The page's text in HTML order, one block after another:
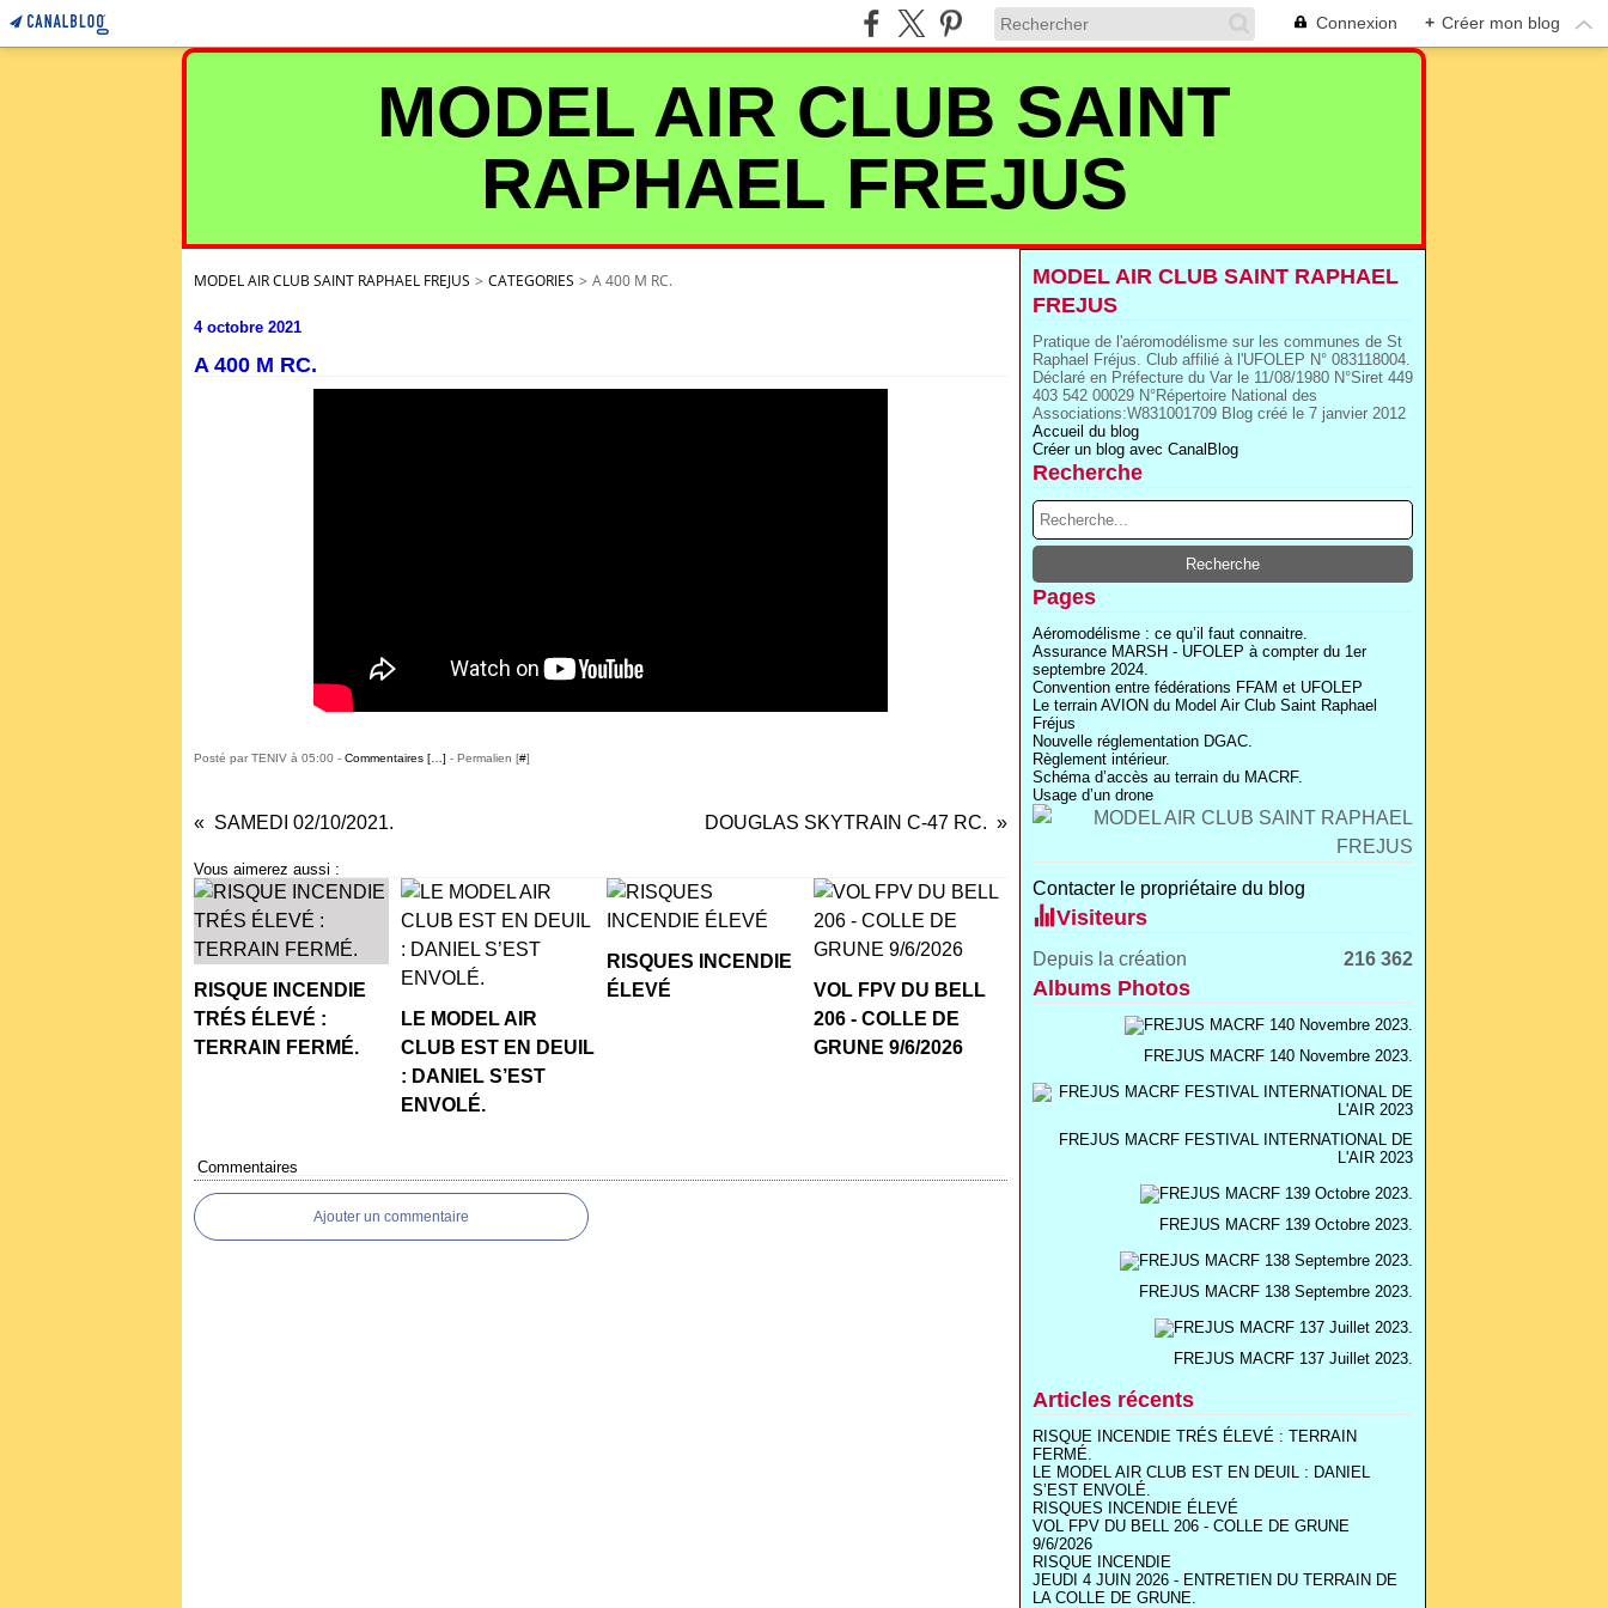
Connexion + Créer mon blog
MODEL AIR CLUB SAINT
RAPHAEL FREJUS
MODEL AIR CLUB SAINT RAPHAEL FREJUS > CATEGORIES > A 400 M RC.
4 octobre 2021
A 400 M RC.
Posté par TENIV à 05:00 - Commentaires [ ] - Permalien [#]
SAMEDI 02/10/2021. DOUGLAS SKYTRAIN C-47 RC.
Vous aimerez aussi :
RISQUE INCENDIE
TRÉS ÉLEVÉ :
TERRAIN FERMÉ.
LE MODEL AIR
CLUB EST EN DEUIL
: DANIEL S’EST
ENVOLÉ.
RISQUES INCENDIE
ÉLEVÉ
VOL FPV DU BELL
206 - COLLE DE
GRUNE 9/6/2026
Commentaires
Ajouter un commentaire
MODEL AIR CLUB SAINT RAPHAEL
FREJUS
Pratique de l'aéromodélisme sur les communes de St
Raphael Fréjus. Club affilié à l'UFOLEP N° 083118004.
Déclaré en Préfecture du Var le 11/08/1980 N°Siret 449
403 542 00029 N°Répertoire National des
Associations:W831001709 Blog créé le 7 janvier 2012
Accueil du blog
Créer un blog avec CanalBlog
Recherche
Pages
Aéromodélisme : ce qu’il faut connaitre.
Assurance MARSH - UFOLEP à compter du 1er
septembre 2024.
Convention entre fédérations FFAM et UFOLEP
Le terrain AVION du Model Air Club Saint Raphael
Fréjus
Nouvelle réglementation DGAC.
Règlement intérieur.
Schéma d’accès au terrain du MACRF.
Usage d’un drone
Contacter le propriétaire du blog
Visiteurs
Depuis la création 216 362
Albums Photos
FREJUS MACRF 140 Novembre 2023.
FREJUS MACRF FESTIVAL INTERNATIONAL DE
L'AIR 2023
FREJUS MACRF 139 Octobre 2023.
FREJUS MACRF 138 Septembre 2023.
FREJUS MACRF 137 Juillet 2023.
Articles récents
RISQUE INCENDIE TRÉS ÉLEVÉ : TERRAIN
FERMÉ.
LE MODEL AIR CLUB EST EN DEUIL : DANIEL
S’EST ENVOLÉ.
RISQUES INCENDIE ÉLEVÉ
VOL FPV DU BELL 206 - COLLE DE GRUNE
9/6/2026
RISQUE INCENDIE
JEUDI 4 JUIN 2026 - ENTRETIEN DU TERRAIN DE
LA COLLE DE GRUNE.